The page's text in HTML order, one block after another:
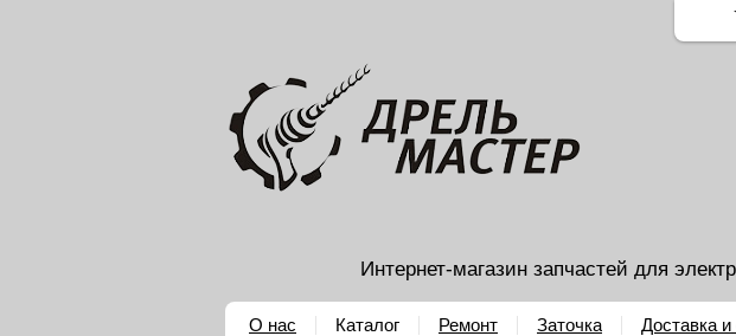
Интернет-магазин запчастей для
О нас Каталог Ремонт Заточка Доставка и